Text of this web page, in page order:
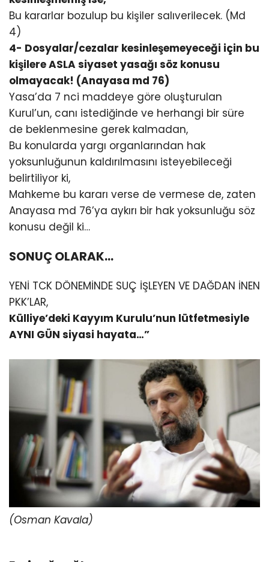
Bu kararlar bozulup bu kişiler salıverilecek. (Md
4)
4- Dosyalar/cezalar kesinleşemeyeceği için bu
kişilere ASLA siyaset yasağı söz konusu
olmayacak! (Anayasa md 76)
Yasa’da 7 nci maddeye göre oluşturulan
Kurul’un, canı istediğinde ve herhangi bir süre
de beklenmesine gerek kalmadan,
Bu konularda yargı organlarından hak
yoksunluğunun kaldırılmasını isteyebileceği
belirtiliyor ki,
Mahkeme bu kararı verse de vermese de, zaten
Anayasa md 76’ya aykırı bir hak yoksunluğu söz
konusu değil ki…
SONUÇ OLARAK…
YENİ TCK DÖNEMİNDE SUÇ İŞLEYEN VE DAĞDAN İNEN
PKK’LAR,
Külliye’deki Kayyım Kurulu’nun lütfetmesiyle
AYNI GÜN siyasi hayata…”
(Osman Kavala)